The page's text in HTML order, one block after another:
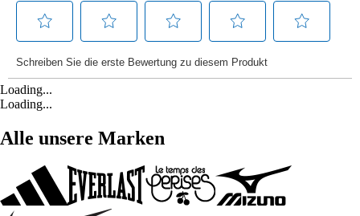
Loading...
Loading...
Alle unsere Marken